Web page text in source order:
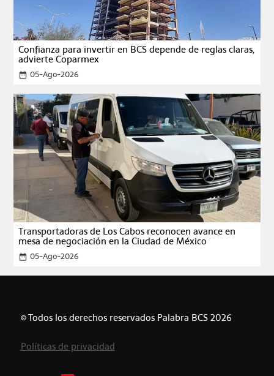
Confianza para invertir en BCS depende de reglas claras,
advierte Coparmex
date_range 05-Ago-2026
Transportadoras de Los Cabos reconocen avance en
mesa de negociación en la Ciudad de México
date_range 05-Ago-2026
© Todos los derechos reservados Palabra BCS 2026
Políticas de privacidad